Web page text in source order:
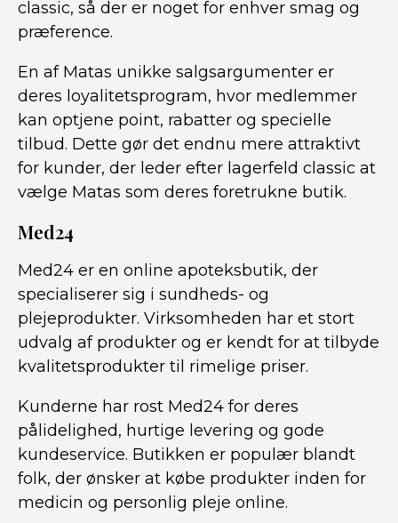
classic, så der er noget for enhver smag og
præference.
En af Matas unikke salgsargumenter er
deres loyalitetsprogram, hvor medlemmer
kan optjene point, rabatter og specielle
tilbud. Dette gør det endnu mere attraktivt
for kunder, der leder efter lagerfeld classic at
vælge Matas som deres foretrukne butik.
Med24
Med24 er en online apoteksbutik, der
specialiserer sig i sundheds- og
plejeprodukter. Virksomheden har et stort
udvalg af produkter og er kendt for at tilbyde
kvalitetsprodukter til rimelige priser.
Kunderne har rost Med24 for deres
pålidelighed, hurtige levering og gode
kundeservice. Butikken er populær blandt
folk, der ønsker at købe produkter inden for
medicin og personlig pleje online.